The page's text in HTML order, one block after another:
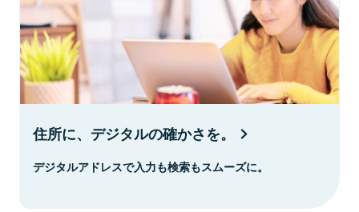
住所に、デジタルの確かさを。
デジタルアドレスで入力も検索もスムーズに。